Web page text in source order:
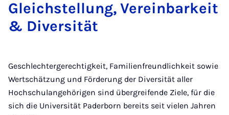
Gleich­stel­lung, Ver­ein­bar­keit
& Di­ver­si­tät
Geschlechtergerechtigkeit, Familienfreundlichkeit sowie
Wertschätzung und Förderung der Diversität aller
Hochschulangehörigen sind übergreifende Ziele, für die
sich die Universität Paderborn bereits seit vielen Jahren